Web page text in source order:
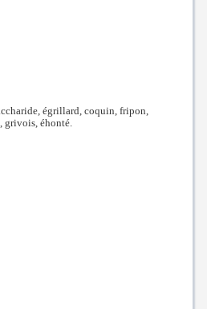
égrillard, coquin, fripon,
grivois, éhonté.